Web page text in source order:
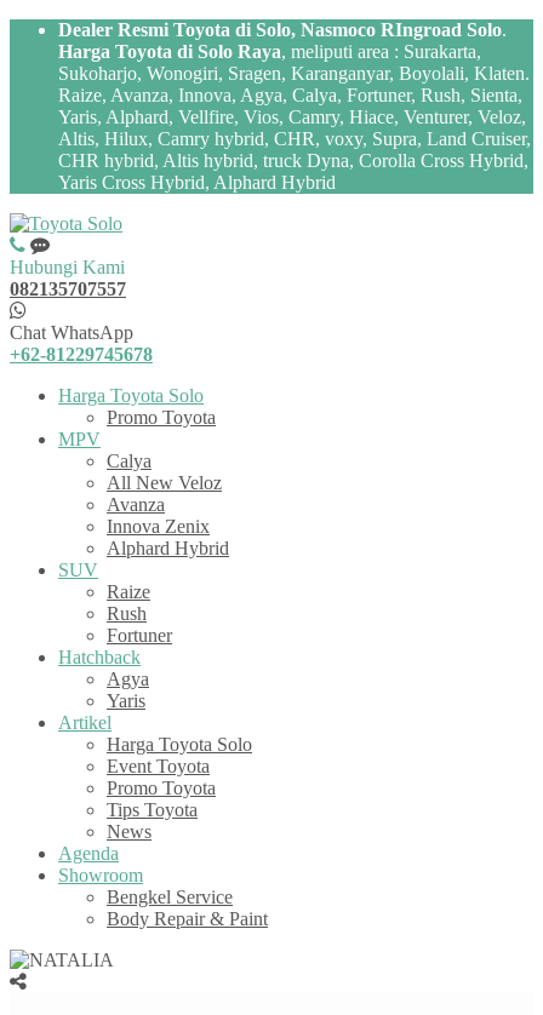
Dealer Resmi Toyota di Solo, Nasmoco RIngroad Solo.
Harga Toyota di Solo Raya, meliputi area : Surakarta,
Sukoharjo, Wonogiri, Sragen, Karanganyar, Boyolali, Klaten.
Raize, Avanza, Innova, Agya, Calya, Fortuner, Rush, Sienta,
Yaris, Alphard, Vellfire, Vios, Camry, Hiace, Venturer, Veloz,
Altis, Hilux, Camry hybrid, CHR, voxy, Supra, Land Cruiser,
CHR hybrid, Altis hybrid, truck Dyna, Corolla Cross Hybrid,
Yaris Cross Hybrid, Alphard Hybrid
Hubungi Kami
082135707557
Chat WhatsApp
+62-81229745678
Harga Toyota Solo
Promo Toyota
MPV
Calya
All New Veloz
Avanza
Innova Zenix
Alphard Hybrid
SUV
Raize
Rush
Fortuner
Hatchback
Agya
Yaris
Artikel
Harga Toyota Solo
Event Toyota
Promo Toyota
Tips Toyota
News
Agenda
Showroom
Bengkel Service
Body Repair & Paint